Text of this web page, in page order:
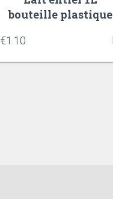
bouteille plastique
€1.10